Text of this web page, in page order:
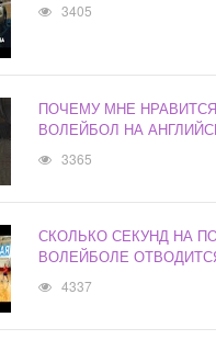
3405
ПОЧЕМУ МНЕ НРАВИТСЯ
ВОЛЕЙБОЛ НА
3365
СКОЛЬКО СЕКУНД НА
ВОЛЕЙБОЛЕ
4337